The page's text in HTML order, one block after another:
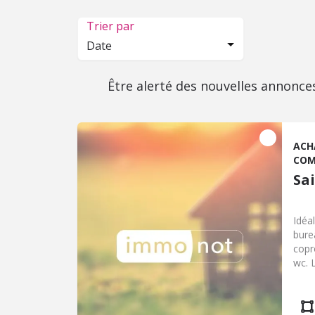
Trier par
Date
Être alerté des nouvelles
wc.